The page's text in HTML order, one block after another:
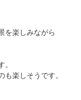
を楽しみながら
楽しそうです。